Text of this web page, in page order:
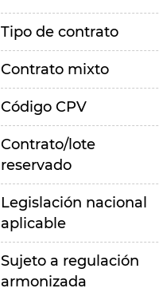
Tipo de contrato
Contrato mixto
Código CPV
Contrato/lote
reservado
Legislación nacional
aplicable
Sujeto a regulación
armonizada